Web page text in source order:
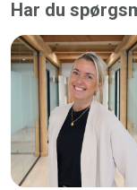
Har du